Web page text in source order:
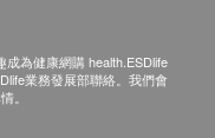
補水。一般在超聲
2瓶礦泉水)水就可
），醫生會按預約
為健康網購 health.ESDlife
業務發展部聯絡。我們會
。